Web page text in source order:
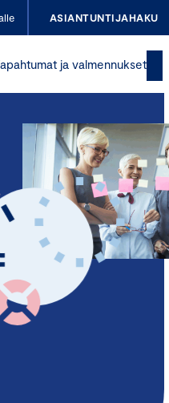
ASIANTUNTIJAHAKU
ja valmennukset